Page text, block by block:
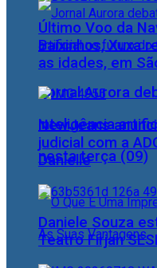
Jornal Aurora
inteligência
nesta terça (09)
Último Voo da
Baixinhos, Xuxa
as idades, em
NewJeans
judicial com a
Danielle
Daniele Souza
Teatro Firjan